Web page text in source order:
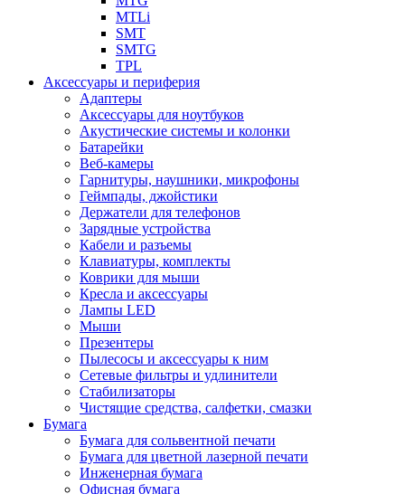
MTLi
SMT
SMTG
TPL
Аксессуары и периферия
Адаптеры
Аксессуары для ноутбуков
Акустические системы и колонки
Батарейки
Веб-камеры
Гарнитуры, наушники, микрофоны
Геймпады, джойстики
Держатели для телефонов
Зарядные устройства
Кабели и разъемы
Клавиатуры, комплекты
Коврики для мыши
Кресла и аксессуары
Лампы LED
Мыши
Презентеры
Пылесосы и аксессуары к ним
Сетевые фильтры и удлинители
Стабилизаторы
Чистящие средства, салфетки, смазки
Бумага
Бумага для сольвентной печати
Бумага для цветной лазерной печати
Инженерная бумага
Офисная бумага